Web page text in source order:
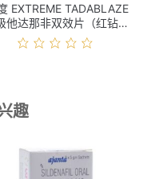
EXTREME TADABLAZE
他达那非双效片（红钻）
10s 价格
趣